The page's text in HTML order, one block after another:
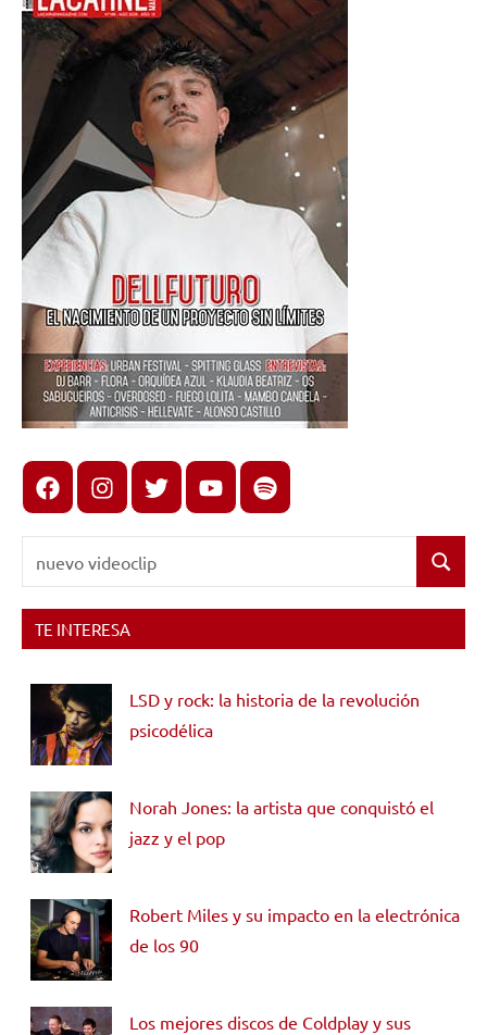
FacebookInstagram
X youtubespotify
Buscar
TE INTERESA
LSD y rock: la historia de la revolución
psicodélica
Norah Jones: la artista que conquistó el
jazz y el pop
Robert Miles y su impacto en la electrónica
de los 90
Los mejores discos de Coldplay y sus